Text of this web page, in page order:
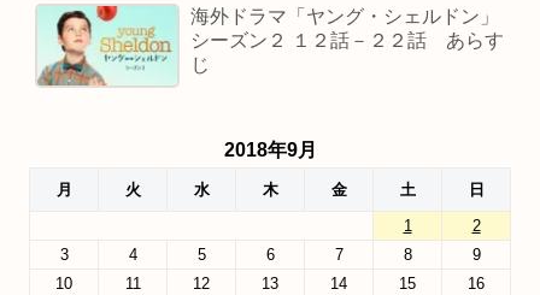
海外ドラマ「ヤング・シェルドン」
シーズン２ １２話－２２話 あらす
じ
2018年9月
月 火 水 木 金 土
日
1
2
3
4 5 6 7 8
9
10
11 12 13 14 15 16